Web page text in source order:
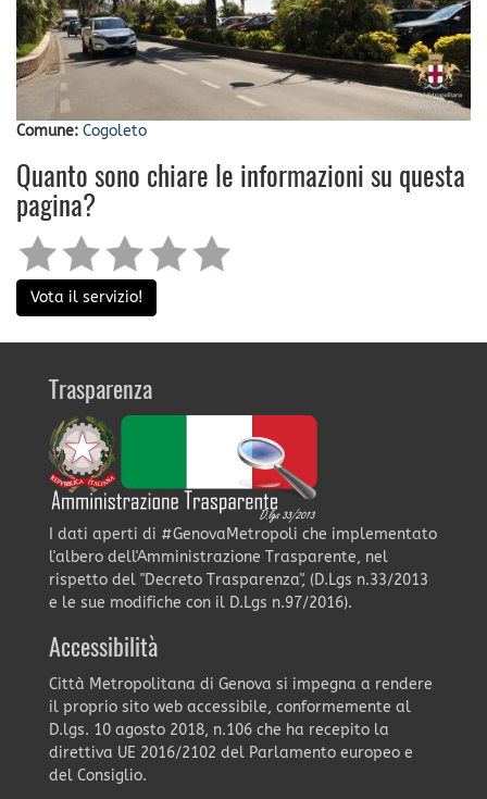
Comune: Cogoleto
Quanto sono chiare le informazioni su questa
pagina?
Vota il servizio!
Trasparenza
I dati aperti di #GenovaMetropoli che implementato
l'albero dell'Amministrazione Trasparente, nel
rispetto del "Decreto Trasparenza", (D.Lgs n.33/2013
e le sue modifiche con il D.Lgs n.97/2016).
Accessibilità
Città Metropolitana di Genova si impegna a rendere
il proprio sito web accessibile, conformemente al
D.lgs. 10 agosto 2018, n.106 che ha recepito la
direttiva UE 2016/2102 del Parlamento europeo e
del Consiglio.